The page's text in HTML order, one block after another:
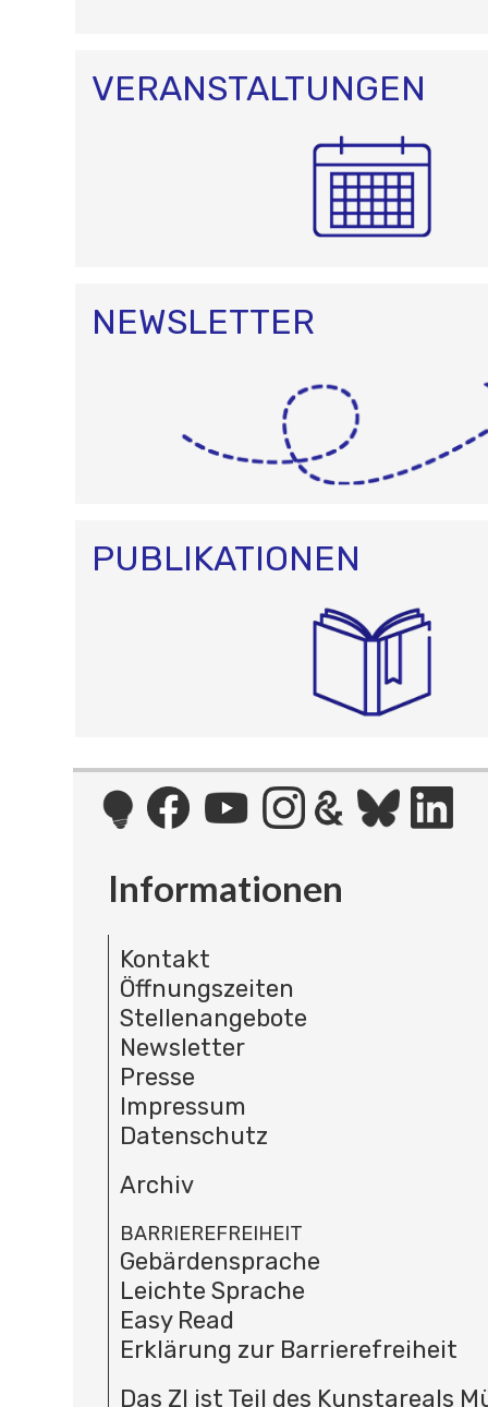
VERANSTALTUNGEN
NEWSLETTER
PUBLIKATIONEN
Informationen
Kontakt
Öffnungszeiten
Stellenangebote
Newsletter
Presse
Impressum
Datenschutz
Archiv
BARRIEREFREIHEIT
Gebärdensprache
Leichte Sprache
Easy Read
Erklärung zur Barrierefreiheit
Das ZI ist Teil des Kunstareals